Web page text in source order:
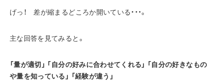
げっ！　差が縮まるどころか開いている・・・。
主な回答を見てみると。
「量が適切」 「自分の好みに合わせてくれる」 「自分の好きなもの
や量を知っている」 「経験が違う」